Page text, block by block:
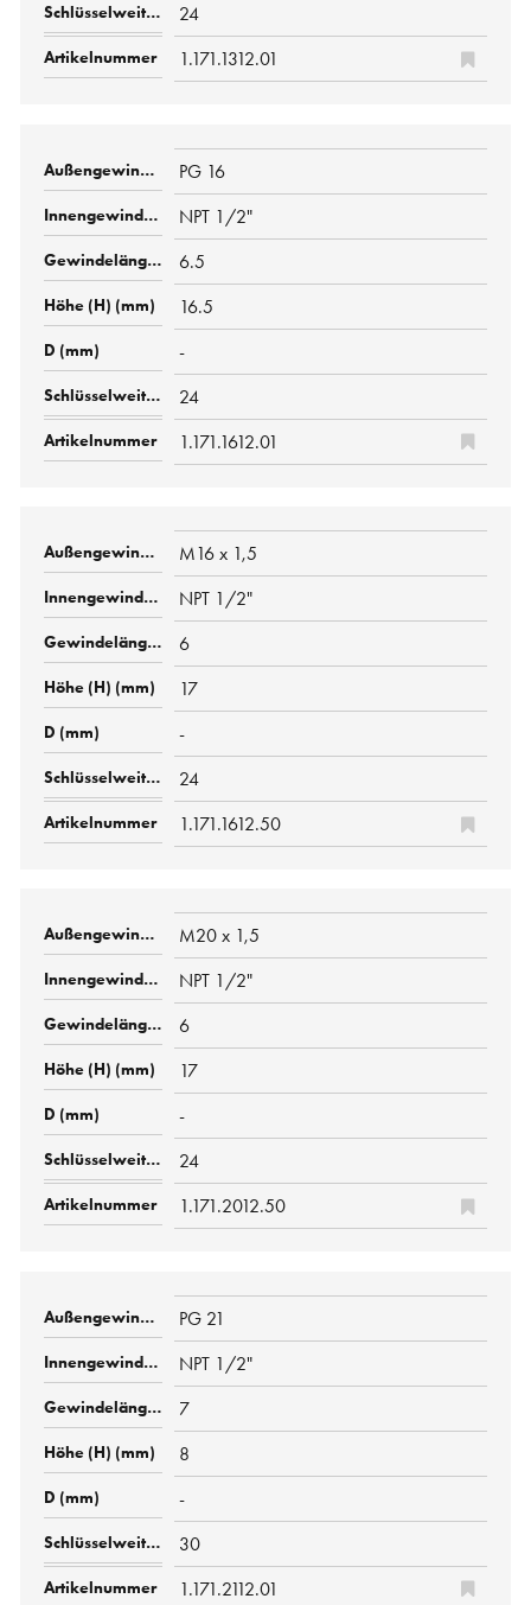
24
1.171.1312.01
PG 16
NPT 1/2"
6.5
16.5
-
24
1.171.1612.01
M16 x 1,5
NPT 1/2"
6
17
-
24
1.171.1612.50
M20 x 1,5
NPT 1/2"
6
17
-
24
1.171.2012.50
PG 21
NPT 1/2"
7
8
-
30
1.171.2112.01